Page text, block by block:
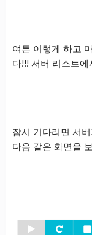
여튼 이렇게 하고
다!!! 서버 리스트
잠시 기다리면 서
다음 같은 화면을